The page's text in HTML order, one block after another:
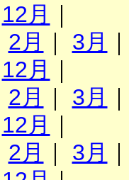
12月
2月 3月
12月
2月 3月
12月
2月 3月